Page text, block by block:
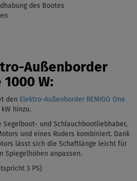
des Bootes
Außenborder
1000 W:
den Elektro-Außenborder REMIGO One
hinzu.
Segelboot- und Schlauchbootliebhaber,
und eines Ruders kombiniert. Dank
lässt sich die Schaftlänge leicht für
Spiegelhöhen anpassen.
3 PS)